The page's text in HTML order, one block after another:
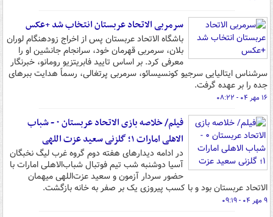
سرمربی الاتحاد عربستان انتخاب شد +عکس
باشگاه الاتحاد عربستان پس از اخراج زودهنگام لوران
بلان، سرمربی قهرمان خود، سرانجام جانشین او را
معرفی کرد. بر اساس تایید فابریتزیو رومانو، خبرنگار
سرشناس ایتالیایی سرجیو کونسیسائو، سرمربی پرتغالی، رسماً هدایت ببرهای
جده را بر عهده گرفت.
۱۶ مهر ۰۴ - ۰۸:۲۲
فیلم/ خلاصه بازی الاتحاد عربستان ۰ - شباب
الاهلی امارات ۱؛ گلزنی سعید عزت اللهی
در ادامه دیدارهای هفته دوم گروه غرب لیگ نخبگان
آسیا دوشنبه شب تیم فوتبال شباب‌الاهلی امارات با
حضور سردار آزمون و سعید عزت‌اللهی میهمان
الاتحاد عربستان بود و با کسب پیروزی یک بر صفر به خانه بازگشت.
۹ مهر ۰۴ - ۰۹:۱۹